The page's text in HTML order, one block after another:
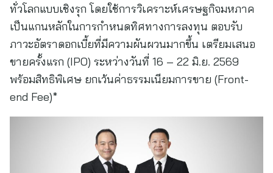
ทั่วโลกแบบเชิงรุก โดยใช้การวิเคราะห์เศรษฐกิจมหภาค
เป็นแกนหลักในการกำหนดทิศทางการลงทุน ตอบรับ
ภาวะอัตราดอกเบี้ยที่มีความผันผวนมากขึ้น เตรียมเสนอ
ขายครั้งแรก (IPO) ระหว่างวันที่ 16 – 22 มิ.ย. 2569
พร้อมสิทธิพิเศษ ยกเว้นค่าธรรมเนียมการขาย (Front-
end Fee)*